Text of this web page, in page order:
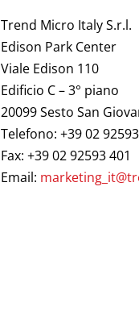
Trend Micro Italy S.r.l.
Edison Park Center
Viale Edison 110
Edificio C – 3° piano
20099 Sesto San
Telefono: +39 02
Fax: +39 02 92593 401
Email: